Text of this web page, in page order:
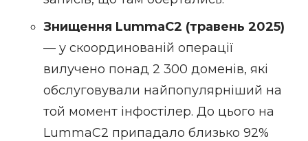
Знищення LummaC2 (травень 2025)
— у скоординованій операції
вилучено понад 2 300 доменів, які
обслуговували найпопулярніший на
той момент інфостілер. До цього на
LummaC2 припадало близько 92%